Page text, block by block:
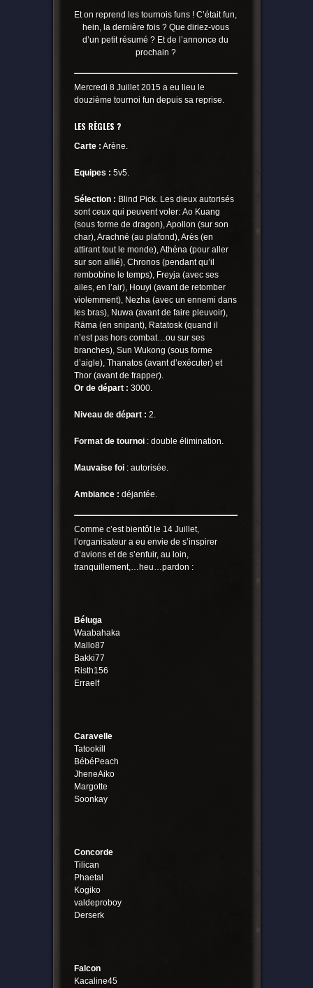
Et on reprend les tournois funs ! C’était fun,
hein, la dernière fois ? Que diriez-vous
d’un petit résumé ? Et de l’annonce du
prochain ?
Mercredi 8 Juillet 2015 a eu lieu le
douzième tournoi fun depuis sa reprise.
LES RÈGLES ?
Carte : Arène.
Equipes : 5v5.
Sélection : Blind Pick. Les dieux autorisés
sont ceux qui peuvent voler: Ao Kuang
(sous forme de dragon), Apollon (sur son
char), Arachné (au plafond), Arès (en
attirant tout le monde), Athéna (pour aller
sur son allié), Chronos (pendant qu’il
rembobine le temps), Freyja (avec ses
ailes, en l’air), Houyi (avant de retomber
violemment), Nezha (avec un ennemi dans
les bras), Nuwa (avant de faire pleuvoir),
Rāma (en snipant), Ratatosk (quand il
n’est pas hors combat…ou sur ses
branches), Sun Wukong (sous forme
d’aigle), Thanatos (avant d’exécuter) et
Thor (avant de frapper).
Or de départ : 3000.
Niveau de départ : 2.
Format de tournoi: double élimination.
Mauvaise foi: autorisée.
Ambiance : déjantée.
Comme c’est bientôt le 14 Juillet,
l’organisateur a eu envie de s’inspirer
d’avions et de s’enfuir, au loin,
tranquillement,…heu…pardon :
Béluga
Waabahaka
Mallo87
Bakki77
Risth156
Erraelf
Caravelle
Tatookill
BébéPeach
JheneAiko
Margotte
Soonkay
Concorde
Tilican
Phaetal
Kogiko
valdeproboy
Derserk
Falcon
Kacaline45